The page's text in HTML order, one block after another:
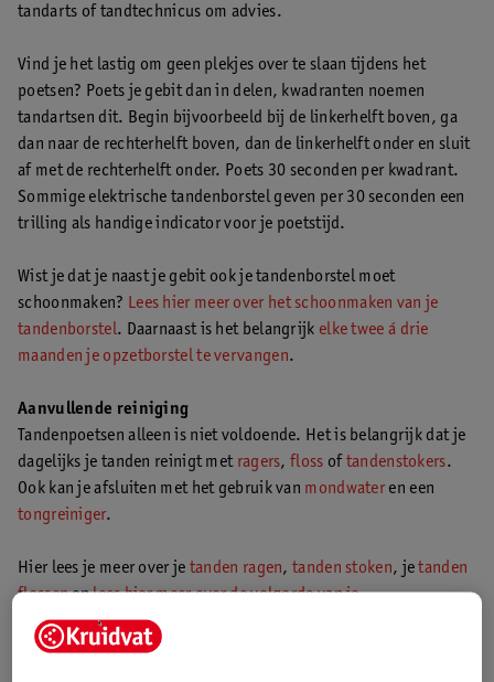
tandarts of tandtechnicus om advies.
Vind je het lastig om geen plekjes over te slaan tijdens het
poetsen? Poets je gebit dan in delen, kwadranten noemen
tandartsen dit. Begin bijvoorbeeld bij de linkerhelft boven, ga
dan naar de rechterhelft boven, dan de linkerhelft onder en sluit
af met de rechterhelft onder. Poets 30 seconden per kwadrant.
Sommige elektrische tandenborstel geven per 30 seconden een
trilling als handige indicator voor je poetstijd.
Wist je dat je naast je gebit ook je tandenborstel moet
schoonmaken? Lees hier meer over het schoonmaken van je
tandenborstel. Daarnaast is het belangrijk elke twee á drie
maanden je opzetborstel te vervangen.
Aanvullende reiniging
Tandenpoetsen alleen is niet voldoende. Het is belangrijk dat je
dagelijks je tanden reinigt met ragers,floss of tandenstokers.
Ook kan je afsluiten met het gebruik van mondwater en een
tongreiniger.
Hier lees je meer over je tanden ragen,tanden stoken, jetanden
flossenenlees hier meer over de volgorde van je
mondverzorging.